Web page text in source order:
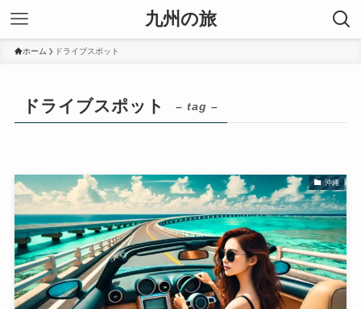
九州の旅
ホーム ドライブスポット
ドライブスポット – tag –
沖縄